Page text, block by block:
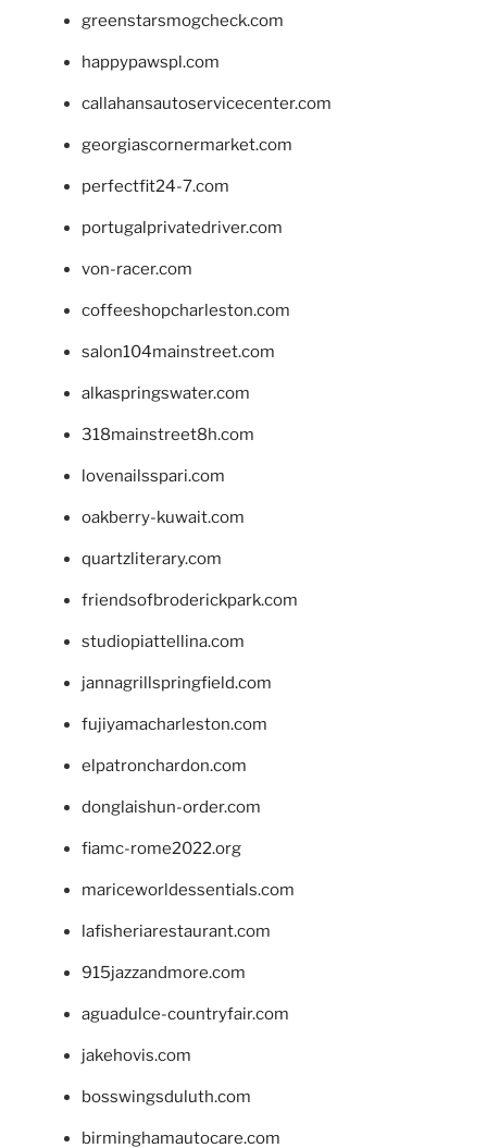
greenstarsmogcheck.com
happypawspl.com
callahansautoservicecenter.com
georgiascornermarket.com
perfectfit24-7.com
portugalprivatedriver.com
von-racer.com
coffeeshopcharleston.com
salon104mainstreet.com
alkaspringswater.com
318mainstreet8h.com
lovenailsspari.com
oakberry-kuwait.com
quartzliterary.com
friendsofbroderickpark.com
studiopiattellina.com
jannagrillspringfield.com
fujiyamacharleston.com
elpatronchardon.com
donglaishun-order.com
fiamc-rome2022.org
mariceworldessentials.com
lafisheriarestaurant.com
915jazzandmore.com
aguadulce-countryfair.com
jakehovis.com
bosswingsduluth.com
birminghamautocare.com